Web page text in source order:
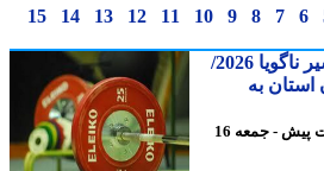
7
8
9
10
11
12
13
14
15
خراسان رضوی در مسیر ناگویا 2026/
به
45 ساعت پیش - جمعه 16